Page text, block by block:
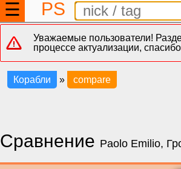
☰ PS
Уважаемые пользователи!
процессе актуализации,
Корабли » compare
Сравнение Paolo Emilio,